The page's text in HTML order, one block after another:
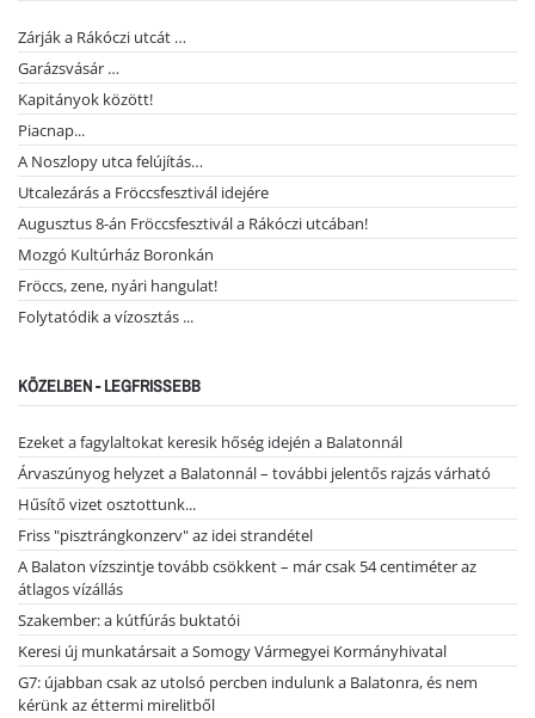
Zárják a Rákóczi utcát …
Garázsvásár …
Kapitányok között!
Piacnap...
A Noszlopy utca felújítás…
Utcalezárás a Fröccsfesztivál idejére
Augusztus 8-án Fröccsfesztivál a Rákóczi utcában!
Mozgó Kultúrház Boronkán
Fröccs, zene, nyári hangulat!
Folytatódik a vízosztás ...
KÖZELBEN - LEGFRISSEBB
Ezeket a fagylaltokat keresik hőség idején a Balatonnál
Árvaszúnyog helyzet a Balatonnál – további jelentős rajzás várható
Hűsítő vizet osztottunk...
Friss "pisztrángkonzerv" az idei strandétel
A Balaton vízszintje tovább csökkent – már csak 54 centiméter az
átlagos vízállás
Szakember: a kútfúrás buktatói
Keresi új munkatársait a Somogy Vármegyei Kormányhivatal
G7: újabban csak az utolsó percben indulunk a Balatonra, és nem
kérünk az éttermi mirelitből